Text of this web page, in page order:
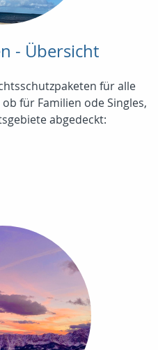
- Übersicht
für alle
für Familien ode Singles,
abgedeckt: